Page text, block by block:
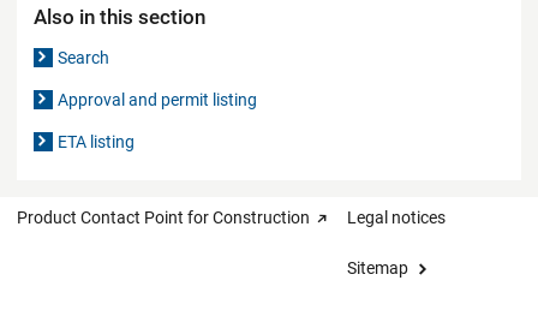
Also in this section
Search
Approval and permit listing
ETA listing
Product Contact Point for Construction Legal notices
Sitemap